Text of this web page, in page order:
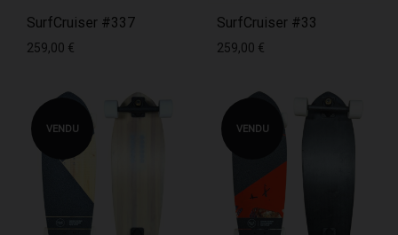
SurfCruiser #337
259,00 €
SurfCruiser #33
259,00 €
VENDU VENDU